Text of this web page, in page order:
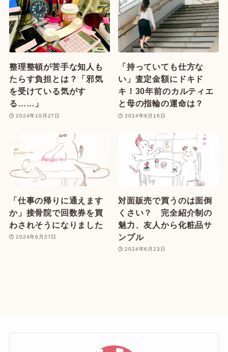
整理整頓が苦手な知人も
たらす負担とは？「邪気
を受けている気がす
る……」
2024年10月27日
「持っていても仕方な
い」査定金額にドキド
キ！30年前のカルティエ
と母の指輪の運命は？
2024年9月16日
「仕事の帰りに通えます
か」接骨院で回数券を買
わされそうになりました
2024年6月27日
対面販売で買うのは面倒
くさい？ 完全紹介制の
魅力、友人から化粧品サ
ンプル
2024年6月23日